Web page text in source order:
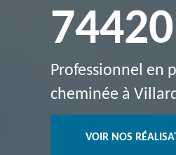
74420
Professionnel en
cheminée à
VOIR NOS